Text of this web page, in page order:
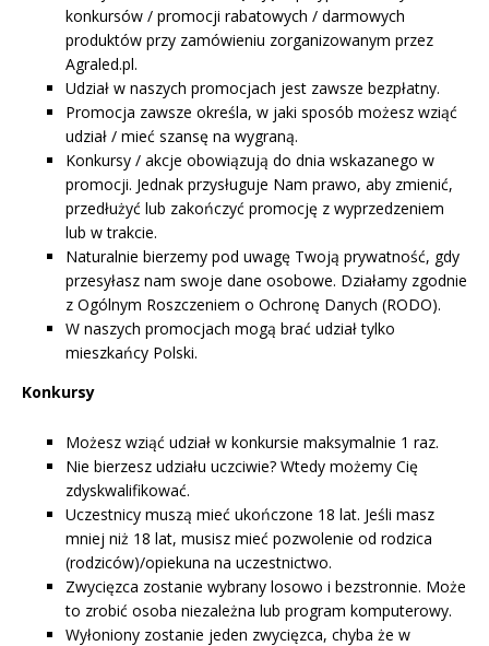
Często zadawane pytania
Kontakt
Bezpłatny projekt oświetlenia
O firmie
AgraLED Blog
+48 81 884 70 94
info@agraled.pl
+48 723 353 044
Inne akcesoria
Często zadawane pytania
Kontakt
Sprawdź wszystko
konkursów / promocji rabatowych / darmowych
produktów przy zamówieniu zorganizowanym przez
Agraled.pl.
Udział w naszych promocjach jest zawsze bezpłatny.
Promocja zawsze określa, w jaki sposób możesz wziąć
udział / mieć szansę na wygraną.
Konkursy / akcje obowiązują do dnia wskazanego w
promocji. Jednak przysługuje Nam prawo, aby zmienić,
przedłużyć lub zakończyć promocję z wyprzedzeniem
lub w trakcie.
Naturalnie bierzemy pod uwagę Twoją prywatność, gdy
przesyłasz nam swoje dane osobowe. Działamy zgodnie
z Ogólnym Roszczeniem o Ochronę Danych (RODO).
W naszych promocjach mogą brać udział tylko
mieszkańcy Polski.
Konkursy
Możesz wziąć udział w konkursie maksymalnie 1 raz.
Nie bierzesz udziału uczciwie? Wtedy możemy Cię
zdyskwalifikować.
Uczestnicy muszą mieć ukończone 18 lat. Jeśli masz
mniej niż 18 lat, musisz mieć pozwolenie od rodzica
(rodziców)/opiekuna na uczestnictwo.
Zwycięzca zostanie wybrany losowo i bezstronnie. Może
to zrobić osoba niezależna lub program komputerowy.
Wyłoniony zostanie jeden zwycięzca, chyba że w